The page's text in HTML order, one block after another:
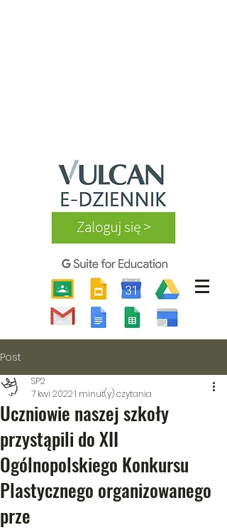
Post
Uczniowie naszej szkoły
przystąpili do XII
Ogólnopolskiego Konkursu
Plastycznego organizowanego
prze
SP2
7 kwi 20221 minut(y) czytania